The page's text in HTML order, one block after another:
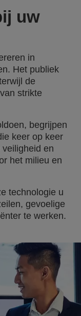
uw
in
Het publiek
de
strikte
begrijpen
keer op keer
en
het milieu en
technologie u
gevoelige
te werken.